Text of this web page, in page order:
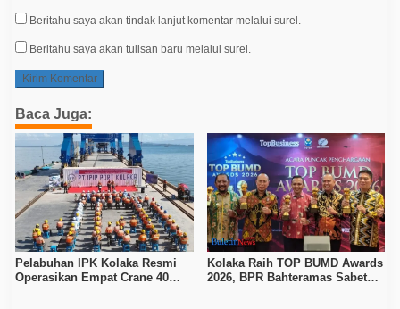
Beritahu saya akan tindak lanjut komentar melalui surel.
Beritahu saya akan tulisan baru melalui surel.
Baca Juga:
Pelabuhan IPK Kolaka Resmi
Operasikan Empat Crane 40
Kolaka Raih TOP BUMD Awards
2026, BPR Bahteramas Sabet